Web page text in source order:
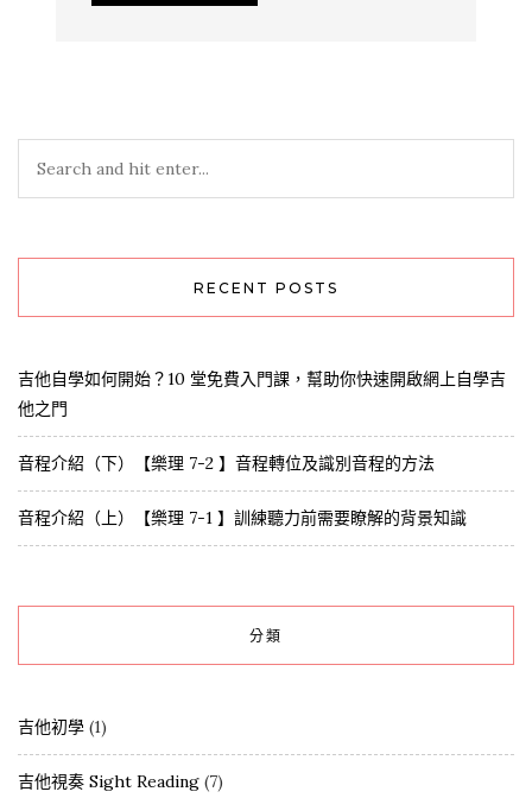
RECENT POSTS
吉他自學如何開始？10 堂免費入門課，幫助你快速開啟網上自學吉
他之門
音程介紹（下）【樂理 7-2 】音程轉位及識別音程的方法
音程介紹（上）【樂理 7-1 】訓練聽力前需要瞭解的背景知識
分類
吉他初學 (1)
吉他視奏 Sight Reading (7)